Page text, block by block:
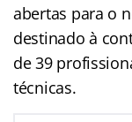
abertas para o
destinado à
de 39
técnicas.